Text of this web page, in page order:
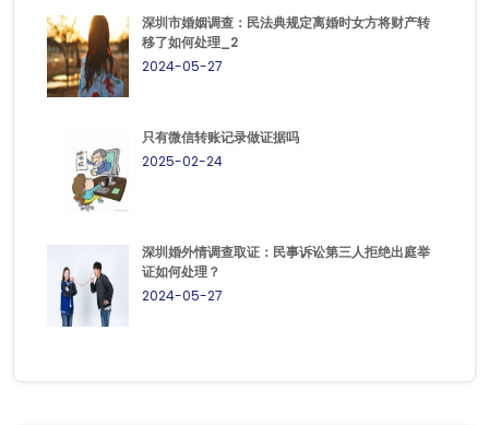
深圳市婚姻调查：民法典规定离婚时女方将财产转
移了如何处理_2
2024-05-27
只有微信转账记录做证据吗
2025-02-24
深圳婚外情调查取证：民事诉讼第三人拒绝出庭举
证如何处理？
2024-05-27